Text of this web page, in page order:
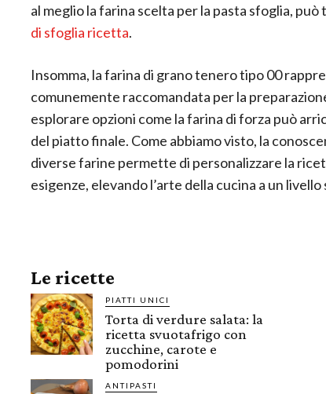
al meglio la farina scelta per la pasta sfoglia,
di sfoglia ricetta.
Insomma, la farina di grano tenero tipo 00
comunemente raccomandata per la
esplorare opzioni come la farina di forza può
del piatto finale. Come abbiamo visto, la
diverse farine permette di personalizzare la
esigenze, elevando l’arte della cucina a un
Le ricette
PIATTI UNICI
Torta di verdure salata: la
ricetta svuotafrigo con
zucchine, carote e
pomodorini
ANTIPASTI